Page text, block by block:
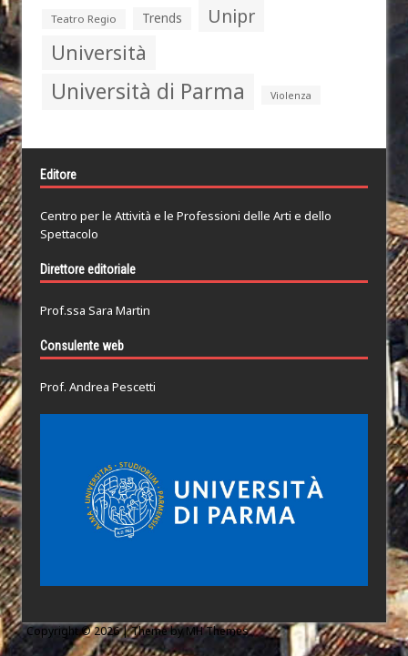
Teatro Regio Trends Unipr
Università
Università di Parma Violenza
Editore
Centro per le Attività e le Professioni delle Arti e dello
Spettacolo
Direttore editoriale
Prof.ssa Sara Martin
Consulente web
Prof. Andrea Pescetti
Copyright © 2026 | Theme byMH Themes